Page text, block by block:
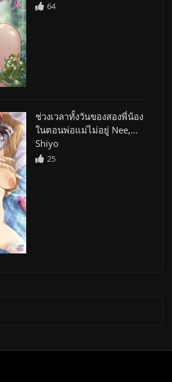
64
ช่วงเวลาทั้งวันของสองพี่น้อง
ในตอนพ่อแม่ไม่อยู่ Nee,…
Shiyo
25